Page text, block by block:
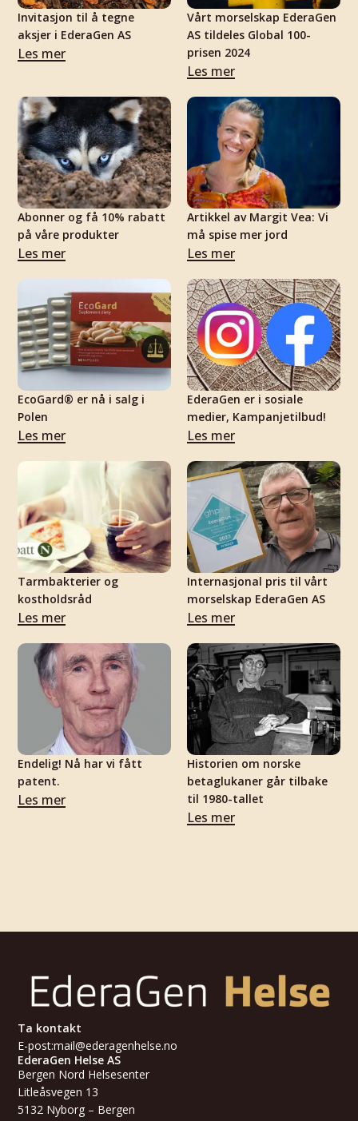
Invitasjon til å tegne
aksjer i EderaGen AS
Les mer
Vårt morselskap EderaGen
AS tildeles Global 100-
prisen 2024
Les mer
Abonner og få 10% rabatt
på våre produkter
Les mer
Artikkel av Margit Vea: Vi
må spise mer jord
Les mer
EcoGard® er nå i salg i
Polen
Les mer
EderaGen er i sosiale
medier, Kampanjetilbud!
Les mer
Tarmbakterier og
kostholdsråd
Les mer
Internasjonal pris til vårt
morselskap EderaGen AS
Les mer
Endelig! Nå har vi fått
patent.
Les mer
Historien om norske
betaglukaner går tilbake
til 1980-tallet
Les mer
Ta kontakt
E-post:mail@ederagenhelse.no
EderaGen Helse AS
Bergen Nord Helsesenter
Litleåsvegen 13
5132 Nyborg – Bergen